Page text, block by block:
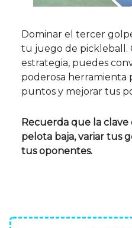
Dominar el tercer
tu juego de pickleball.
estrategia, puedes
poderosa herramienta
puntos y mejorar tus
Recuerda que la
pelota baja, variar tus
tus oponentes.